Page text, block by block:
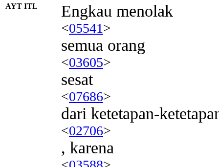
AYT ITL Engkau menolak
<05541>
semua orang
<03605>
sesat
<07686>
dari ketetapan-
<02706>
, karena